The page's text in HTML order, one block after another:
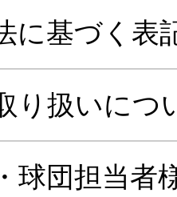
に基づく表
り扱いにつ
球団担当者